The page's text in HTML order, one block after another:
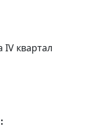
IV квартал